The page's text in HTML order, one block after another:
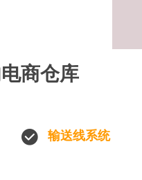
输送线系统
商仓库